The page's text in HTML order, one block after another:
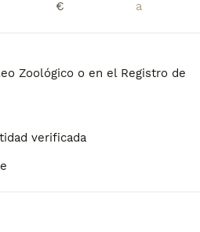
€
Zoológico o en el Registro de
verificada
un cachorro
690€,